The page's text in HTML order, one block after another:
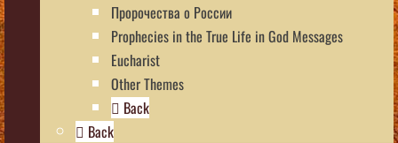
Пророчества о России
Prophecies in the True Life in God Messages
Eucharist
Other Themes
Back
Back